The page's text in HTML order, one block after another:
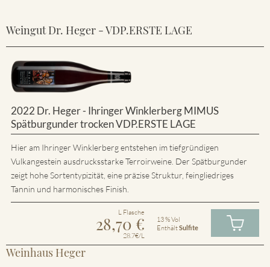
Weingut Dr. Heger - VDP.ERSTE LAGE
2022 Dr. Heger - Ihringer Winklerberg MIMUS
Spätburgunder trocken VDP.ERSTE LAGE
Hier am Ihringer Winklerberg entstehen im tiefgründigen
Vulkangestein ausdrucksstarke Terroirweine. Der Spätburgunder
zeigt hohe Sortentypizität, eine präzise Struktur, feingliedriges
Tannin und harmonisches Finish.
L Flasche
28,70 €
28.7€/L
13 % Vol
EnthältSulfite
Weinhaus Heger